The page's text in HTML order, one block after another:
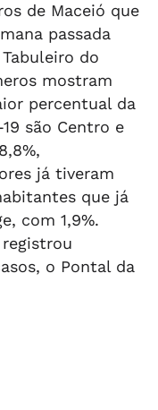
de Maceió que
passada
do
mostram
percentual da
são Centro e
já tiveram
que já
com 1,9%.
o Pontal da